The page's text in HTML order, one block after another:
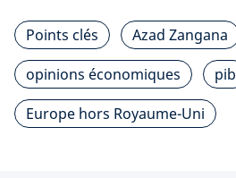
Points clés
Azad Zangana
opinions économiques
pib
Europe hors Royaume-Uni